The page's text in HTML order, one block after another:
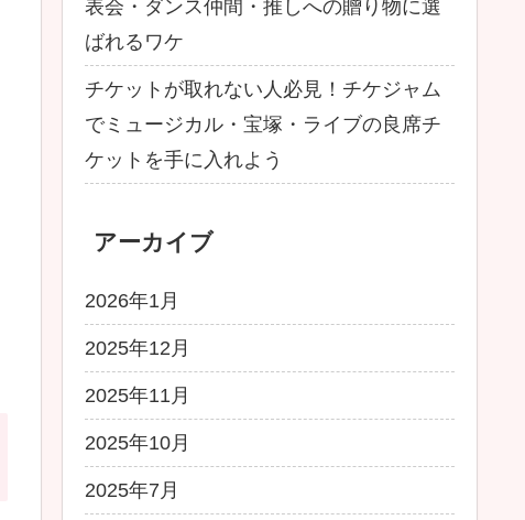
表会・ダンス仲間・推しへの贈り物に選
ばれるワケ
チケットが取れない人必見！チケジャム
でミュージカル・宝塚・ライブの良席チ
ケットを手に入れよう
アーカイブ
2026年1月
2025年12月
2025年11月
2025年10月
2025年7月